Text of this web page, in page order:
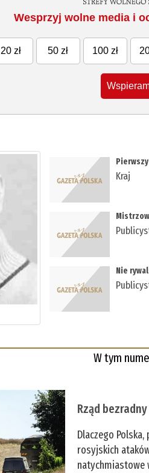
Wesprzyj wolne media i
20 zł 50 zł 100 zł
Kraj
Nie
W tym
Rząd
Dlaczego
rosyjskich
natychmiastowe